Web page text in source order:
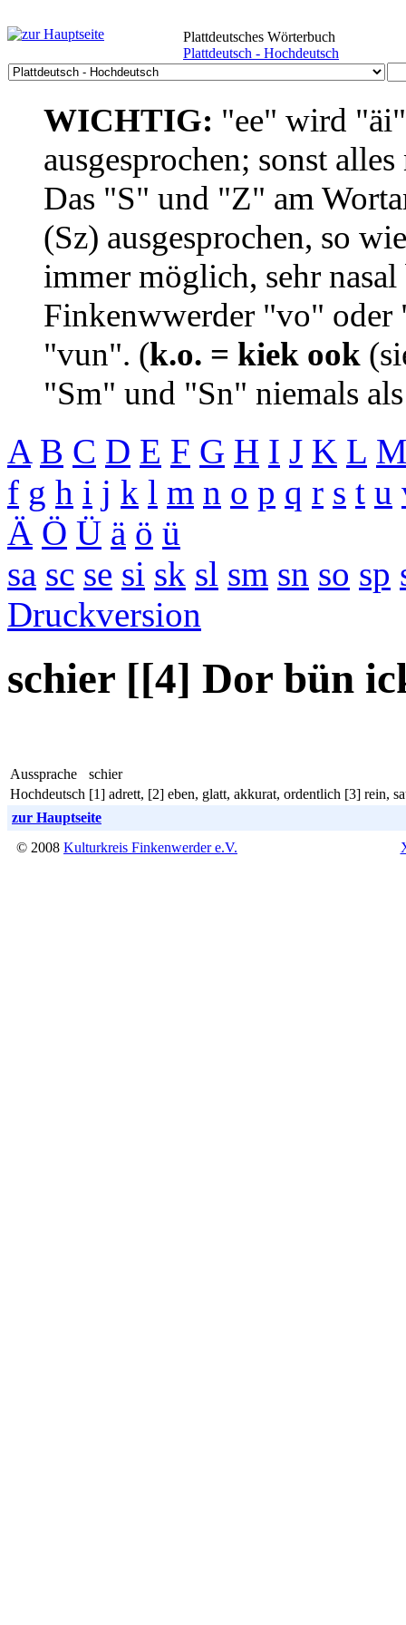
Plattdeutsches Wörterbuch
Plattdeutsch - Hochdeutsch
WICHTIG: "ee" wird
ausgesprochen; sonst
Das "S" und "Z" am
(Sz) ausgesprochen, so
immer möglich, sehr
Finkenwwerder "vo"
"vun". (k.o. = kiek ook
"Sm" und "Sn" niemals
A B C D E F G H I J K L
f g h i j k l m n o p q r s t u
Ä Ö Ü ä ö ü
sa sc se si sk sl sm sn so sp
Druckversion
schier [[4] Dor bün
Aussprache
schier
Hochdeutsch [1] adrett, [2] eben, glatt, akkurat, ordentlich [3] rein,
zur Hauptseite
© 2008 Kulturkreis Finkenwerder e.V.